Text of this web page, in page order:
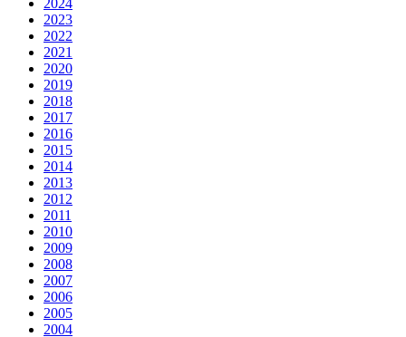
2024
2023
2022
2021
2020
2019
2018
2017
2016
2015
2014
2013
2012
2011
2010
2009
2008
2007
2006
2005
2004